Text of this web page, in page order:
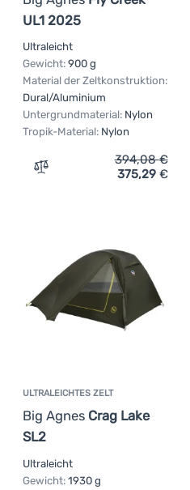
UL1 2025
Ultraleicht
Gewicht: 900 g
Material der Zeltkonstruktion:
Dural/Aluminium
Untergrundmaterial: Nylon
Tropik-Material: Nylon
Zum Vergleich
394,08€
375,29 €
ULTRALEICHTES ZELT
Big Agnes Crag Lake
SL2
Ultraleicht
Gewicht: 1930 g